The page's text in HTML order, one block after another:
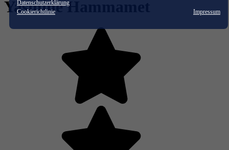
Datenschutzerklärung
Cookierichtlinie
Impressum
Yasmine Hammamet